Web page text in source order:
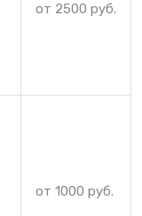
от 2500 руб.
от 1000 руб.